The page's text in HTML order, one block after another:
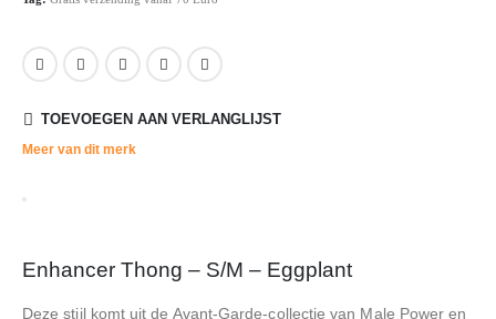
TOEVOEGEN AAN VERLANGLIJST
Meer van dit merk
Enhancer Thong – S/M – Eggplant
Deze stijl komt uit de Avant-Garde-collectie van Male Power en